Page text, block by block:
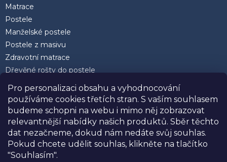
Pro personalizaci obsahu a vyhodnocování
používáme cookies třetích stran. S vaším souhlasem
budeme schopni na webu i mimo něj zobrazovat
relevantnější nabídky našich produktů. Sběr těchto
dat nezačneme, dokud nám nedáte svůj souhlas.
Pokud chcete udělit souhlas, klikněte na tlačítko
"Souhlasím".
Matrace
Postele
Manželské postele
Postele z masivu
Zdravotní matrace
Dřevěné rošty do postele
Postele 200 x 200 cm
Matrace 90 x 200 cm
Rozkládací postele
Kvalitní polštáře